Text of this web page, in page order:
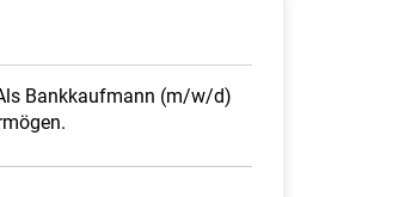
Bank­kaufmann (m/w/d)